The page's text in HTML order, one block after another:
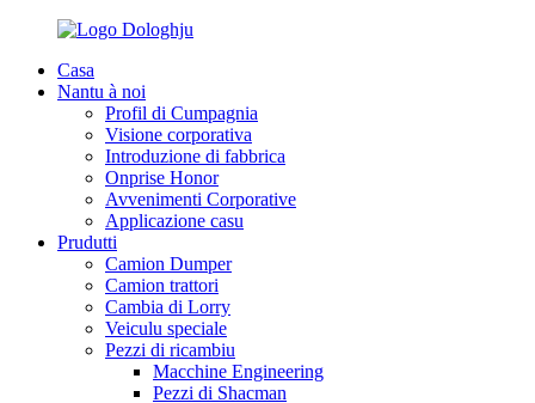
Casa
Nantu à noi
Profil di Cumpagnia
Visione corporativa
Introduzione di fabbrica
Onprise Honor
Avvenimenti Corporative
Applicazione casu
Prudutti
Camion Dumper
Camion trattori
Cambia di Lorry
Veiculu speciale
Pezzi di ricambiu
Macchine Engineering
Pezzi di Shacman